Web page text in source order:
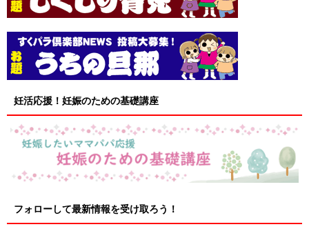
妊活応援！妊娠のための基礎講座
フォローして最新情報を受け取ろう！